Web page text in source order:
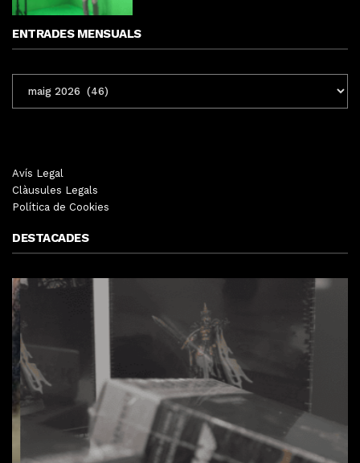
ENTRADES MENSUALS
MENSUALS
Avís Legal
Clàusules Legals
Política de Cookies
DESTACADES